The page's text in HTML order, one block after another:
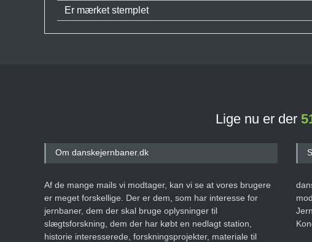
Er mærket stemplet
Lige nu er der
Om danskejernbaner.dk
Af de mange mails vi modtager, kan vi se at vores brugere
er meget forskellige. Der er dem, som har interesse for
jernbaner, dem der skal bruge oplysninger til
slægtsforskning, dem der har købt en nedlagt station,
historie interesserede, forskningsprojekter, materiale til